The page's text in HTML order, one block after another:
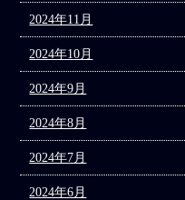
2024年11月
2024年10月
2024年9月
2024年8月
2024年7月
2024年6月